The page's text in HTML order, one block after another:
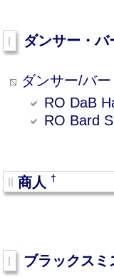
ダンサー・バ
ダンサー/バ
RO DaB
RO Bard
商人 †
ブラックスミ